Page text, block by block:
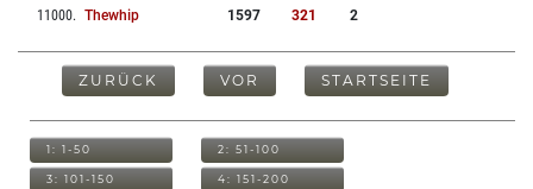
11000. Thewhip 1597 321 2
ZURÜCK VOR STARTSEITE
1: 1-50 2: 51-100
3: 101-150 4: 151-200